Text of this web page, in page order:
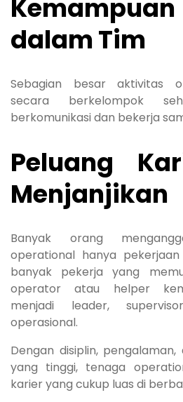
dalam Tim
Sebagian besar aktivitas
secara berkelompok
berkomunikasi dan bekerja
Peluang
Menjanjikan
Banyak orang
operational hanya
banyak pekerja yang
operator atau helper
menjadi leader,
operasional.
Dengan disiplin,
yang tinggi, tenaga
karier yang cukup luas di